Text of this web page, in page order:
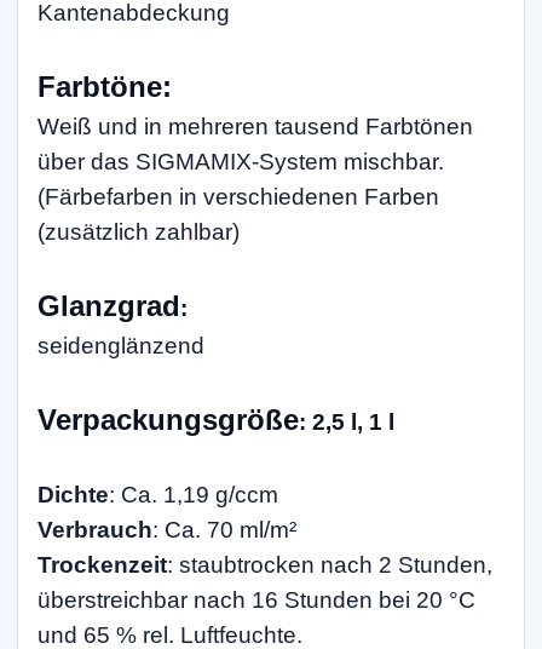
Kantenabdeckung
Farbtöne:
Weiß und in mehreren tausend Farbtönen
über das SIGMAMIX-System mischbar.
(Färbefarben in verschiedenen Farben
(zusätzlich zahlbar)
Glanzgrad:
seidenglänzend
Verpackungsgröße: 2,5 l, 1 l
Dichte: Ca. 1,19 g/ccm
Verbrauch: Ca. 70 ml/m²
Trockenzeit: staubtrocken nach 2 Stunden,
überstreichbar nach 16 Stunden bei 20 °C
und 65 % rel. Luftfeuchte.